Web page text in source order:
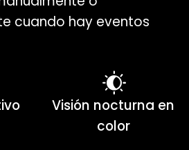
cuando hay eventos
Visión nocturna en
color